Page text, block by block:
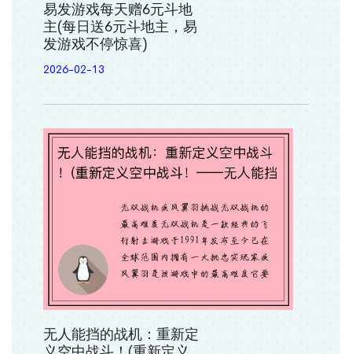
易发游戏每天赠6元斗地
主(每日送6元斗地主，易
发游戏不停惊喜)
2026-02-13
无人能挡的战机：重新定